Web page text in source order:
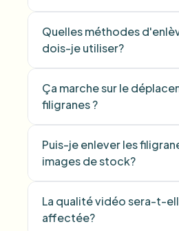
Quelles méthodes
dois-je utiliser?
Ça marche sur le
filigranes ?
Puis-je enlever les
images de stock?
La qualité vidéo sera-t-
affectée?